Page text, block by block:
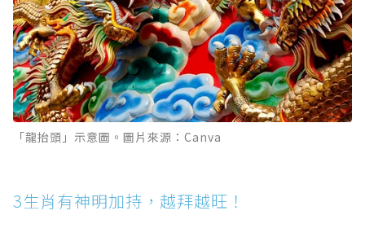
「龍抬頭」示意圖。圖片來源：Canva
3生肖有神明加持，越拜越旺！